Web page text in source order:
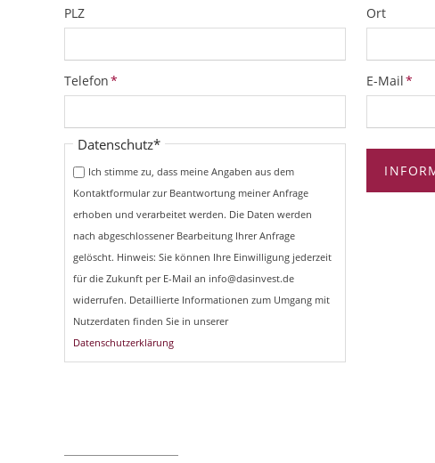
PLZ Ort
Pflichtfeld
Telefon* Pflichtfeld
E-Mail*
Pflichtfeld
Datenschutz*
Ich stimme zu, dass meine Angaben aus dem
Kontaktformular zur Beantwortung meiner Anfrage
erhoben und verarbeitet werden. Die Daten werden
nach abgeschlossener Bearbeitung Ihrer Anfrage
gelöscht. Hinweis: Sie können Ihre Einwilligung jederzeit
für die Zukunft per E-Mail an info@dasinvest.de
widerrufen. Detaillierte Informationen zum Umgang mit
Nutzerdaten finden Sie in unserer
Datenschutzerklärung